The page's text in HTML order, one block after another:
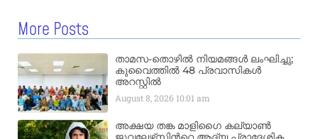
More Posts
താമസ-തൊഴിൽ നിയമങ്ങൾ ലംഘിച്ചു;
കുവൈത്തിൽ 48 പ്രവാസികൾ
അറസ്റ്റിൽ
August 8, 2026 10:01 am
അക്ഷയ തങ്ക മാളിഗൈ കല്യാണ്‍